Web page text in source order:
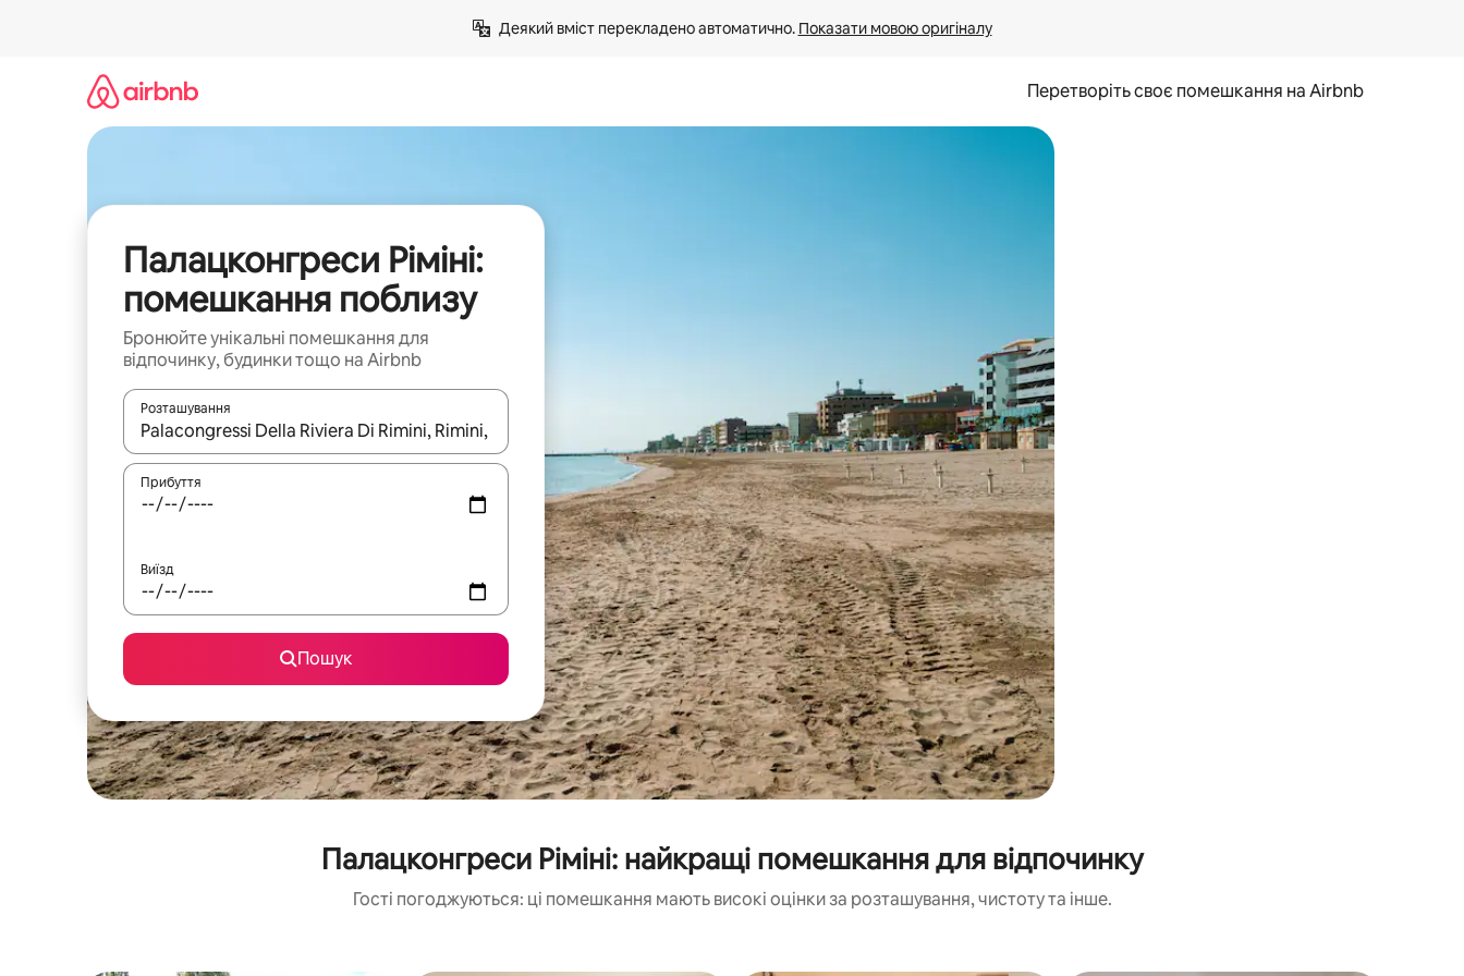
Деякий вміст перекладено автоматично. Показати мовою оригіналу
Перетворіть своє помешкання на Airbnb
Палацконгреси Ріміні:
помешкання поблизу
Бронюйте унікальні помешкання для
відпочинку, будинки тощо на Airbnb
Розташування
Отримавши результати пошуку, використовуйте для навігації сторінкою клавіші зі стрілками вгору та вниз або жести дотику та гортання.
Прибуття
Виїзд
Пошук
Палацконгреси Ріміні: найкращі помешкання для відпочинку
Гості погоджуються: ці помешкання мають високі оцінки за розташування, чистоту та інше.